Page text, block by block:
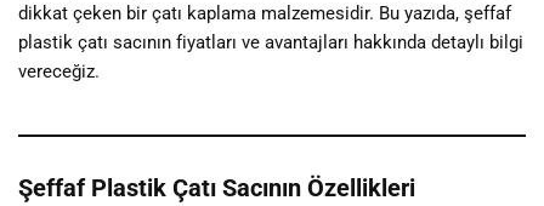
dikkat çeken bir çatı kaplama malzemesidir. Bu yazıda, şeffaf
plastik çatı sacının fiyatları ve avantajları hakkında detaylı bilgi
vereceğiz.
Şeffaf Plastik Çatı Sacının Özellikleri